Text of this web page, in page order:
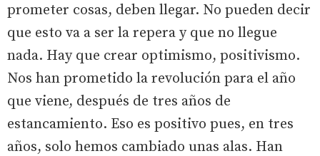
prometer cosas, deben llegar. No pueden decir
que esto va a ser la repera y que no llegue
nada. Hay que crear optimismo, positivismo.
Nos han prometido la revolución para el año
que viene, después de tres años de
estancamiento. Eso es positivo pues, en tres
años, solo hemos cambiado unas alas. Han